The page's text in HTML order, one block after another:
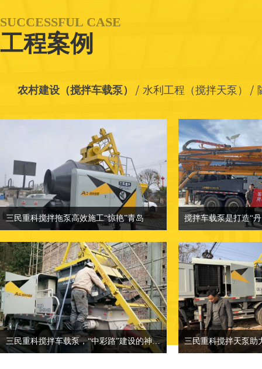
SUCCESSFUL CASE
工程案例
农村建设（搅拌车载泵） 水利工程（搅拌天泵）
三民重科搅拌拖泵高效施工“惊艳”青岛
三民重科搅拌拖泵高效施工“惊艳”青岛
相关介绍：小型混凝土泵车-混凝土输送
泵厂家
价格面议：小型混凝土泵车价格
地点：客户产品案例分类
相关介绍：小型混
价格面议：也可来
地点：客户产品案
三民重科搅拌车载泵，“中彩路”建设的神秘武器 三民重科搅拌天泵助